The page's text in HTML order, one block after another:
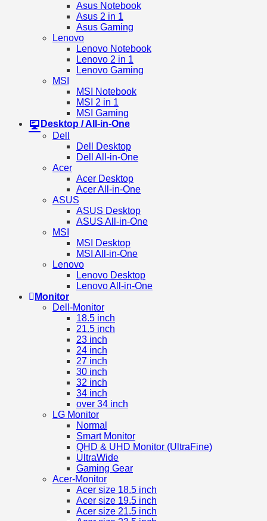
Asus Notebook
Asus 2 in 1
Asus Gaming
Lenovo
Lenovo Notebook
Lenovo 2 in 1
Lenovo Gaming
MSI
MSI Notebook
MSI 2 in 1
MSI Gaming
Desktop / All-in-One
Dell
Dell Desktop
Dell All-in-One
Acer
Acer Desktop
Acer All-in-One
ASUS
ASUS Desktop
ASUS All-in-One
MSI
MSI Desktop
MSI All-in-One
Lenovo
Lenovo Desktop
Lenovo All-in-One
Monitor
Dell-Monitor
18.5 inch
21.5 inch
23 inch
24 inch
27 inch
30 inch
32 inch
34 inch
over 34 inch
LG Monitor
Normal
Smart Monitor
QHD & UHD Monitor (UltraFine)
UltraWide
Gaming Gear
Acer-Monitor
Acer size 18.5 inch
Acer size 19.5 inch
Acer size 21.5 inch